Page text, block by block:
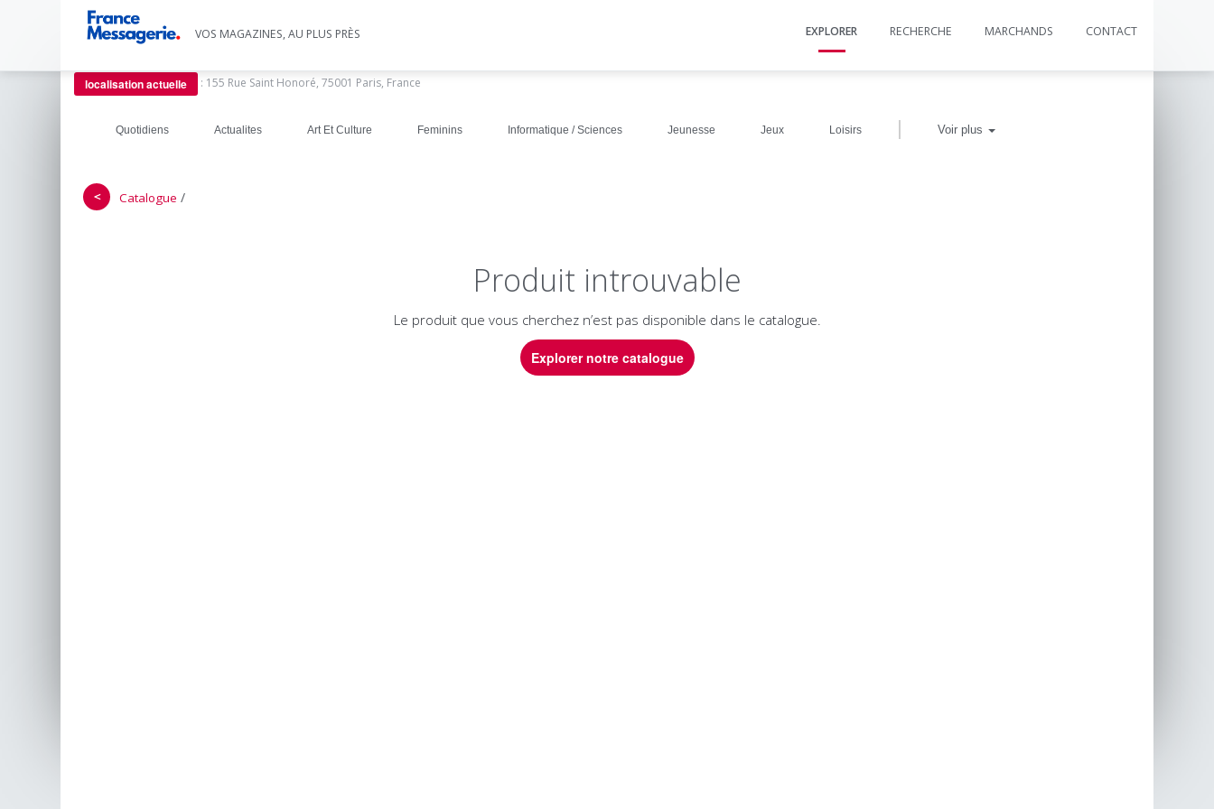
VOS MAGAZINES, AU PLUS PRÈS EXPLORER RECHERCHE MARCHANDS CONTACT
localisation actuelle : 155 Rue Saint Honoré, 75001 Paris, France
Quotidiens Actualites Art Et Culture Feminins Informatique / Sciences Jeunesse Jeux Loisirs | Voir plus
＜ Catalogue /
Produit introuvable
Le produit que vous cherchez n’est pas disponible dans le catalogue.
Explorer notre catalogue